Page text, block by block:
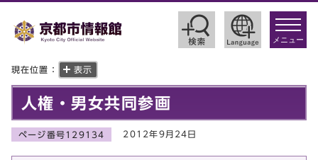
toggle
メニュー
現在位置： 表示
人権・男女共同参画
ページ番号129134 2012年9月24日